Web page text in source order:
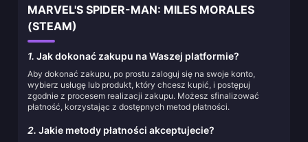
MARVEL'S SPIDER-MAN: MILES MORALES
(STEAM)
1. Jak dokonać zakupu na Waszej platformie?
Aby dokonać zakupu, po prostu zaloguj się na swoje konto,
wybierz usługę lub produkt, który chcesz kupić, i postępuj
zgodnie z procesem realizacji zakupu. Możesz sfinalizować
płatność, korzystając z dostępnych metod płatności.
2. Jakie metody płatności akceptujecie?